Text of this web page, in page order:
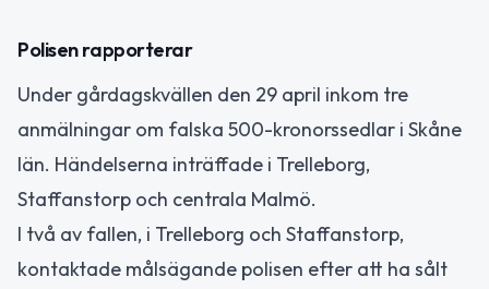
Polisen rapporterar
Under gårdagskvällen den 29 april inkom tre
anmälningar om falska 500-kronorssedlar i Skåne
län. Händelserna inträffade i Trelleborg,
Staffanstorp och centrala Malmö.
I två av fallen, i Trelleborg och Staffanstorp,
kontaktade målsägande polisen efter att ha sålt